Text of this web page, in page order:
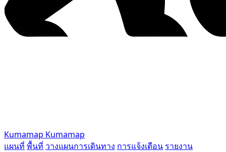
Kumamap Kumamap
แผนที่ พื้นที่ วางแผนการเดินทาง การแจ้งเตือน รายงาน